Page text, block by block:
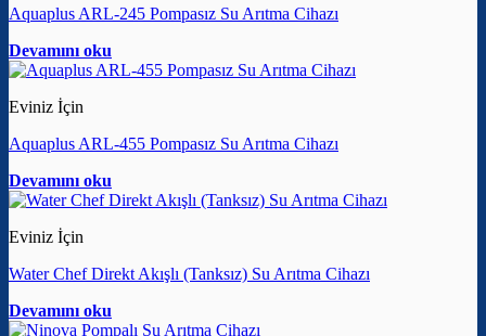
Aquaplus ARL-245 Pompasız Su Arıtma Cihazı
Devamını oku
Eviniz İçin
Aquaplus ARL-455 Pompasız Su Arıtma Cihazı
Devamını oku
Eviniz İçin
Water Chef Direkt Akışlı (Tanksız) Su Arıtma Cihazı
Devamını oku